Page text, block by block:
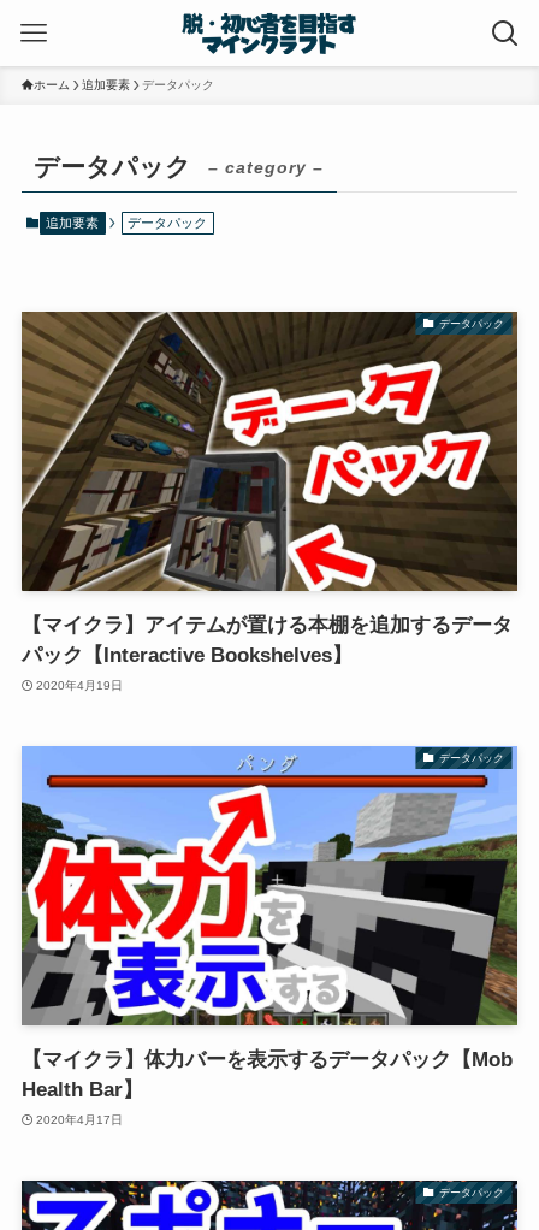
ホーム 追加要素 データパック
データパック – category –
追加要素 データパック
データパック
【マイクラ】アイテムが置ける本棚を追加するデータ
パック【Interactive Bookshelves】
2020年4月19日
データパック
【マイクラ】体力バーを表示するデータパック【Mob
Health Bar】
2020年4月17日
データパック